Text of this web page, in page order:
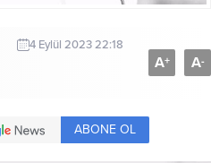
4 Eylül 2023 22:18
A+ A-
ABONE OL